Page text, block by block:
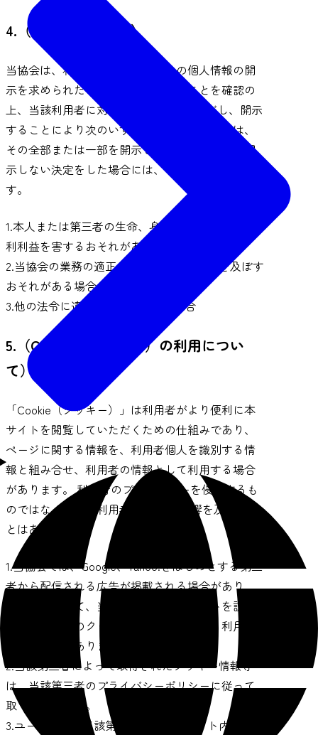
4.（個人情報の開示）
当協会は、利用者から利用者本人の個人情報の開
示を求められたときは、本人であることを確認の
上、当該利用者に対し開示します。 ただし、開示
することにより次のいずれかに該当する場合は、
その全部または一部を開示しないこともあり、開
示しない決定をした場合には、その旨を通知しま
す。
1.本人または第三者の生命、身体、財産その他の権
利利益を害するおそれがある場合
2.当協会の業務の適正な実施に著しい支障を及ぼす
おそれがある場合
3.他の法令に違反することとなる場合
5.（Cookie（クッキー）の利用につい
て）
「Cookie（クッキー）」は利用者がより便利に本
サイトを閲覧していただくための仕組みであり、
ページに関する情報を、利用者個人を識別する情
報と組み合せ、利用者の情報として利用する場合
があります。 利用者のプライバシーを侵害するも
のではなく、また利用者のPCへ悪影響を及ぼすこ
とはありません。
1.当協会では、Google、Yahoo!をはじめとする第三
者から配信される広告が掲載される場合があり、
これに関連して、当該第三者が、当サイトを訪問
したユーザーのクッキー情報等を取得し、利用し
ている場合があります。
2.当該第三者によって取得されたクッキー情報等
は、当該第三者のプライバシーポリシーに従って
取り扱われます。
3.ユーザーは、当該第三者のウェブサイト内に設け